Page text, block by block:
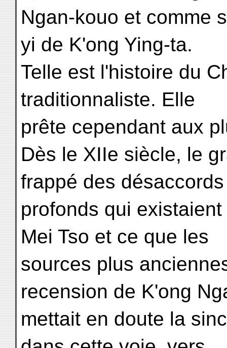
Ngan-kouo et comme
yi de K'ong Ying-ta.
Telle est l'histoire du
traditionnaliste. Elle
prête cependant aux
Dès le XIIe siècle, le
frappé des désaccords
profonds qui
Mei Tso et ce que les
sources plus
recension de K'ong
mettait en doute la